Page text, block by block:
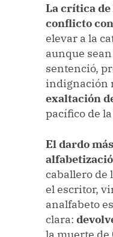
La crítica de
conflicto
elevar a la
aunque
sentenció,
indignación
exaltación
pacífico de
El dardo
caballero de
el escritor,
analfabeto
clara:
la muerte de